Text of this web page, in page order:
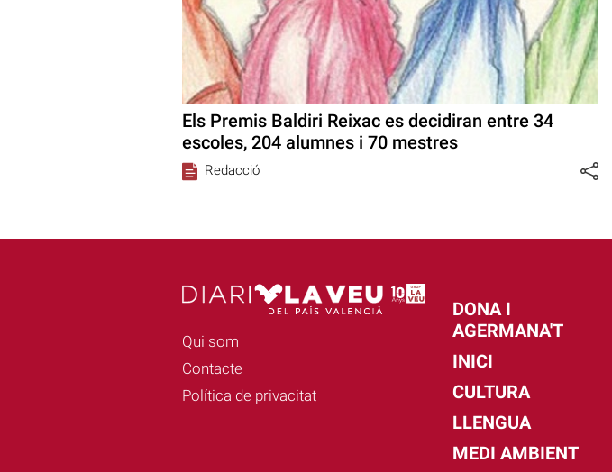
Els Premis Baldiri Reixac es decidiran entre 34
escoles, 204 alumnes i 70 mestres
Redacció
Qui som
Contacte
Política de privacitat
DONA I
AGERMANA'T
INICI
CULTURA
LLENGUA
MEDI AMBIENT